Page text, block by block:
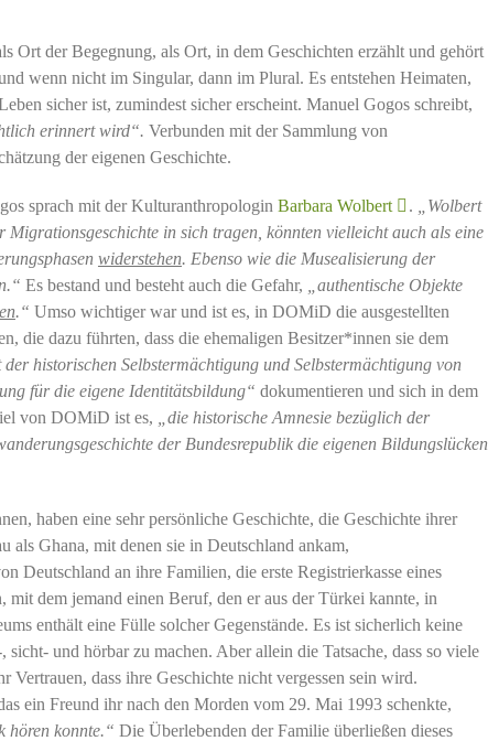
Ort der Begegnung, als Ort, in dem Geschichten erzählt und gehört
wenn nicht im Singular, dann im Plural. Es entstehen Heimaten,
sicher ist, zumindest sicher erscheint. Manuel Gogos schreibt,
erinnert wird“. Verbunden mit der Sammlung von
der eigenen Geschichte.
sprach mit der Kulturanthropologin Barbara Wolbert . „Wolbert
Migrationsgeschichte in sich tragen, könnten vielleicht auch als eine
widerstehen. Ebenso wie die Musealisierung der
Es bestand und besteht auch die Gefahr, „authentische Objekte
.“ Umso wichtiger war und ist es, in DOMiD die ausgestellten
die dazu führten, dass die ehemaligen Besitzer*innen sie dem
der historischen Selbstermächtigung und Selbstermächtigung von
für die eigene Identitätsbildung“ dokumentieren und sich in dem
von DOMiD ist es, „die historische Amnesie bezüglich der
der Bundesrepublik die eigenen Bildungslücken
haben eine sehr persönliche Geschichte, die Geschichte ihrer
als Ghana, mit denen sie in Deutschland ankam,
Deutschland an ihre Familien, die erste Registrierkasse eines
mit dem jemand einen Beruf, den er aus der Türkei kannte, in
enthält eine Fülle solcher Gegenstände. Es ist sicherlich keine
und hörbar zu machen. Aber allein die Tatsache, dass so viele
dass ihre Geschichte nicht vergessen sein wird.
ein Freund ihr nach den Morden vom 29. Mai 1993 schenkte,
hören konnte.“ Die Überlebenden der Familie überließen dieses